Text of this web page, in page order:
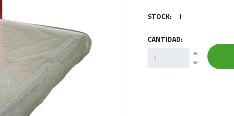
STOCK: 1
CANTIDAD: